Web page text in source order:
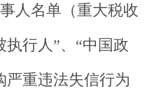
人名单（重大税收
执行人”、“中国政
严重违法失信行为